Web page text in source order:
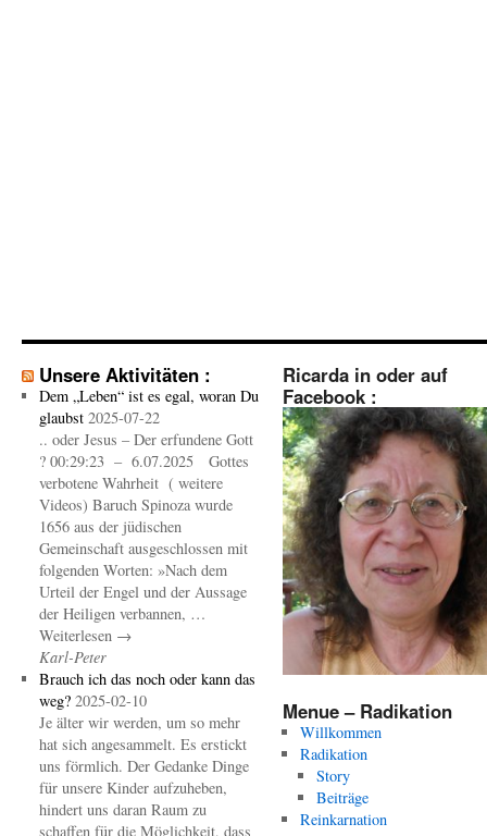
Unsere Aktivitäten :
Dem „Leben“ ist es egal, woran Du
glaubst 2025-07-22
.. oder Jesus – Der erfundene Gott
? 00:29:23 – 6.07.2025 Gottes
verbotene Wahrheit ( weitere
Videos) Baruch Spinoza wurde
1656 aus der jüdischen
Gemeinschaft ausgeschlossen mit
folgenden Worten: »Nach dem
Urteil der Engel und der Aussage
der Heiligen verbannen, …
Weiterlesen →
Karl-Peter
Brauch ich das noch oder kann das
weg? 2025-02-10
Je älter wir werden, um so mehr
hat sich angesammelt. Es erstickt
uns förmlich. Der Gedanke Dinge
für unsere Kinder aufzuheben,
hindert uns daran Raum zu
schaffen für die Möglichkeit, dass
Ricarda in oder auf
Facebook :
Menue – Radikation
Willkommen
Radikation
Story
Beiträge
Reinkarnation